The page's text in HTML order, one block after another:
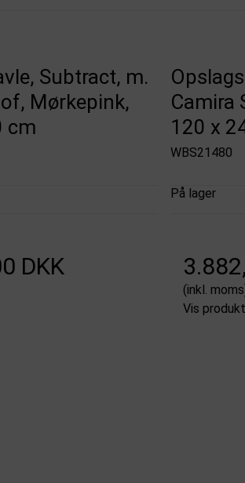
Subtract, m.
Mørkepink,
cm
DKK
Camira
120 x
WBS21480
På lager
(inkl.
Vis produkt